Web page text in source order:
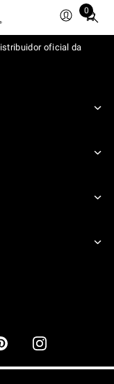
0
Total
items
in
oficial da